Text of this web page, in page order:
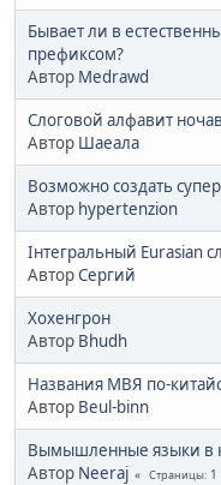
Бывает ли в
префиксом?
Автор Medrawd
Слоговой алфавит
Автор Шаеала
Возможно создать
Автор hypertenzion
Інтегральный Eurasian
АвторСергий
Хохенгрон
Автор Bhudh
Названия МВЯ по-
Автор Beul-binn
Вымышленные языки в
Автор Neeraj Страницы 1